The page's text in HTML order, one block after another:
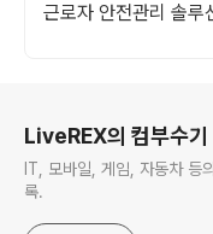
근로자 안전관리 솔루
LiveREX의 컴부수기
IT, 모바일, 게임, 자동차 등
록.